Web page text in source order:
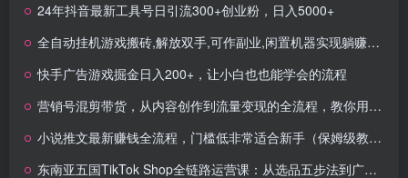
24年抖音最新工具号日引流300+创业粉，日入5000+
全自动挂机游戏搬砖,解放双手,可作副业,闲置机器实现躺赚500+
快手广告游戏掘金日入200+，让小白也也能学会的流程
营销号混剪带货，从内容创作到流量变现的全流程，教你用营销号形式做混剪带货
小说推文最新赚钱全流程，门槛低非常适合新手（保姆级教程）
东南亚五国TikTok Shop全链路运营课：从选品五步法到广告投放，手把手教你跨境盈利